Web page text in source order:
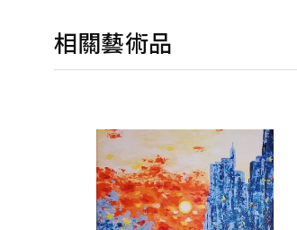
相關藝術品